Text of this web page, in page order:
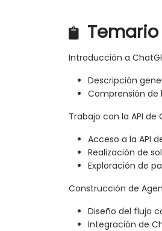
Introducción a
Descripción
Comprensión de
Trabajo con la API de
Acceso a la API
Realización de
Exploración de
Construcción de
Diseño del flujo
Integración de